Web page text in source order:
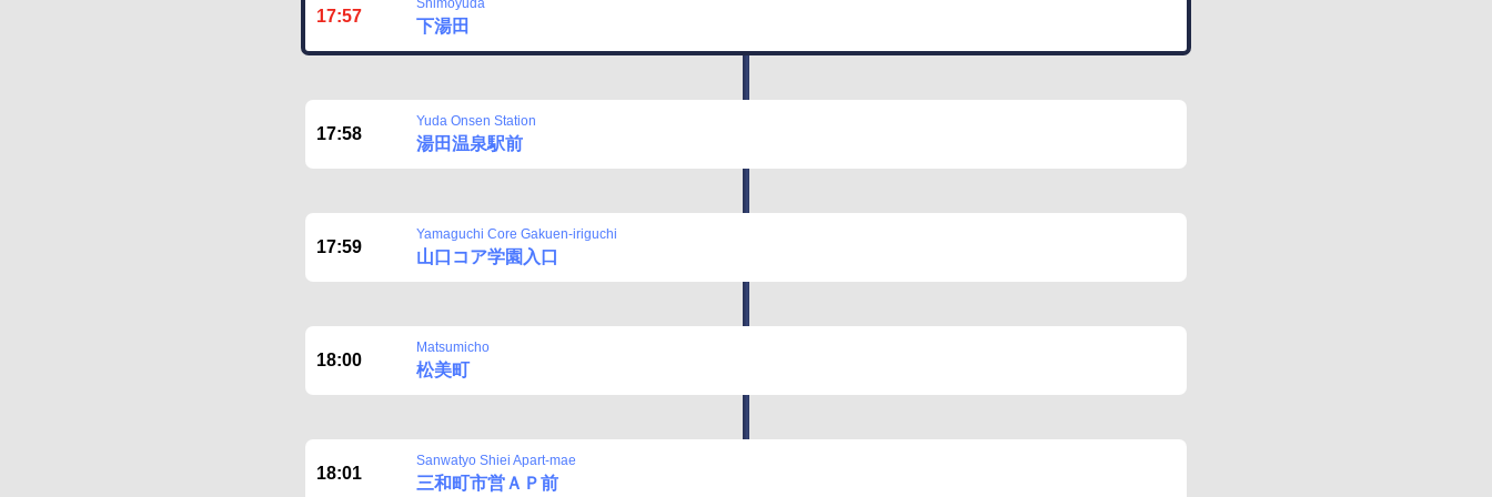
17:57
Shimoyuda
下湯田
17:58
Yuda Onsen Station
湯田温泉駅前
17:59
Yamaguchi Core Gakuen-iriguchi
山口コア学園入口
18:00
Matsumicho
松美町
18:01
Sanwatyo Shiei Apart-mae
三和町市営ＡＰ前